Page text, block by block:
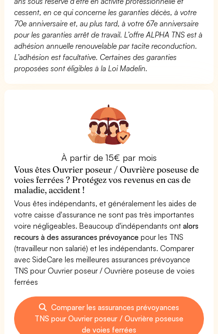
cessent, en ce qui concerne les garanties décès, à votre
70e anniversaire et, au plus tard, à votre 67e anniversaire
pour les garanties arrêt de travail. L’offre ALPHA TNS est à
adhésion annuelle renouvelable par tacite reconduction.
L’adhésion est facultative. Certaines des garanties
proposées sont éligibles à la Loi Madelin.
À partir de 15€ par mois
Vous êtes Ouvrier poseur / Ouvrière poseuse de
voies ferrées ? Protégez vos revenus en cas de
maladie, accident !
Vous êtes indépendants, et généralement les aides de
votre caisse d'assurance ne sont pas très importantes
voire négligeables. Beaucoup d'indépendants ontalors
recours à des assurances prévoyance pour les TNS
(travailleur non salarié) et les indépendants. Comparer
avec SideCare les meilleures assurances prévoyance
TNS pour Ouvrier poseur / Ouvrière poseuse de voies
ferrées
Comparer les assurances prévoyances
TNS pour Ouvrier poseur / Ouvrière poseuse
de voies ferrées